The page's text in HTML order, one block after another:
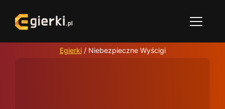
Egierki/ Niebezpieczne Wyścigi